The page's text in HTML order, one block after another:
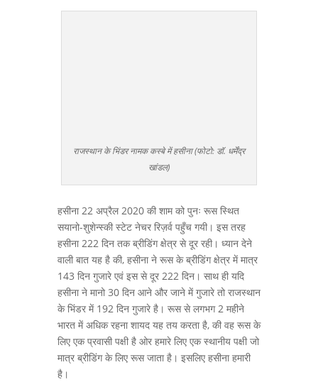
राजस्थान के भिंडर नामक कस्बे में हसीना (फोटो: डॉ. धर्मेंद्र
खांडल)
हसीना 22 अप्रैल 2020 की शाम को पुनः रूस स्थित
सयानो-शुशेन्स्की स्टेट नेचर रिज़र्व पहुँच गयी। इस तरह
हसीना 222 दिन तक ब्रीडिंग क्षेत्र से दूर रही। ध्यान देने
वाली बात यह है की, हसीना ने रूस के ब्रीडिंग क्षेत्र में मात्र
143 दिन गुजारे एवं इस से दूर 222 दिन। साथ ही यदि
हसीना ने मानो 30 दिन आने और जाने में गुजारे तो राजस्थान
के भिंडर में 192 दिन गुजारे है। रूस से लगभग 2 महीने
भारत में अधिक रहना शायद यह तय करता है, की वह रूस के
लिए एक प्रवासी पक्षी है ओर हमारे लिए एक स्थानीय पक्षी जो
मात्र ब्रीडिंग के लिए रूस जाता है। इसलिए हसीना हमारी
है।